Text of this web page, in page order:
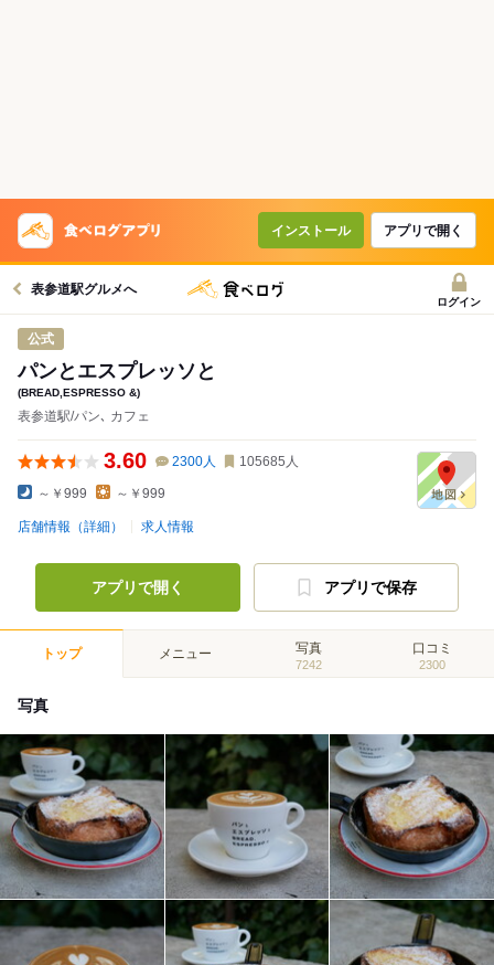
インストール アプリで開く
表参道駅グルメへ
ログイン
公式
パンとエスプレッソと
(BREAD,ESPRESSO &)
表参道駅/パン､ カフェ
3.60 2300人 105685 人
～￥999 ～￥999
店舗情報（詳細） 求人情報
アプリで開く アプリで保存
トップ メニュー 写真
7242
口コミ
2300
写真